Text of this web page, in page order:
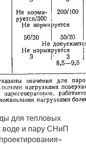
для тепловых
воде и пару СНиП